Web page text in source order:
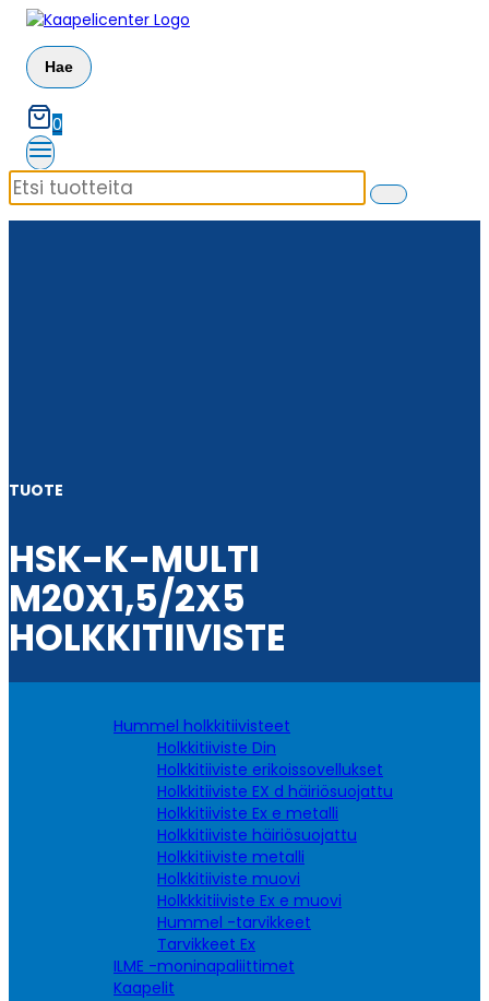
Siirry
sisältöön
Hae
0
TUOTE
HSK-K-MULTI
M20X1,5/2X5
HOLKKITIIVISTE
Hummel holkkitiivisteet
Holkkitiiviste Din
Holkkitiiviste erikoissovellukset
Holkkitiiviste EX d häiriösuojattu
Holkkitiiviste Ex e metalli
Holkkitiiviste häiriösuojattu
Holkkitiiviste metalli
Holkkitiiviste muovi
Holkkkitiiviste Ex e muovi
Hummel -tarvikkeet
Tarvikkeet Ex
ILME -moninapaliittimet
Kaapelit